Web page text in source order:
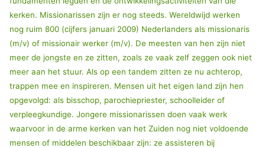
kerken. Missionarissen zijn er nog steeds. Wereldwijd werken
nog ruim 800 (cijfers januari 2009) Nederlanders als missionaris
(m/v) of missionair werker (m/v). De meesten van hen zijn niet
meer de jongste en ze zitten, zoals ze vaak zelf zeggen ook niet
meer aan het stuur. Als op een tandem zitten ze nu achterop,
trappen mee en inspireren. Mensen uit het eigen land zijn hen
opgevolgd: als bisschop, parochiepriester, schoolleider of
verpleegkundige. Jongere missionarissen doen vaak werk
waarvoor in de arme kerken van het Zuiden nog niet voldoende
mensen of middelen beschikbaar zijn: ze assisteren bij